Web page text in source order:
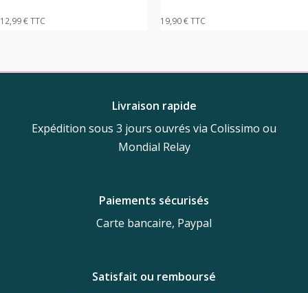
12,99€TTC 19,90€TTC
Livraison rapide
Expédition sous 3 jours ouvrés via Colissimo ou
Mondial Relay
Paiements sécurisés
Carte bancaire, Paypal
Satisfait ou remboursé